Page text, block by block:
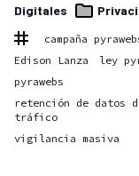
Digitales
campaña
Edison Lanza
ley
pyrawebs
retención de datos
tráfico
vigilancia masiva